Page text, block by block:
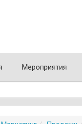
Мероприятия